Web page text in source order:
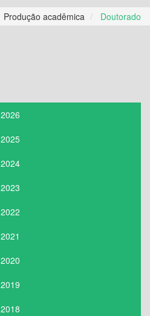
Produção acadêmica Doutorado
2026
2025
2024
2023
2022
2021
2020
2019
2018